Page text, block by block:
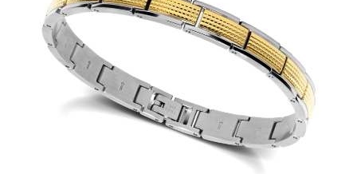
S'IDENTIFIER
MON COMPTE